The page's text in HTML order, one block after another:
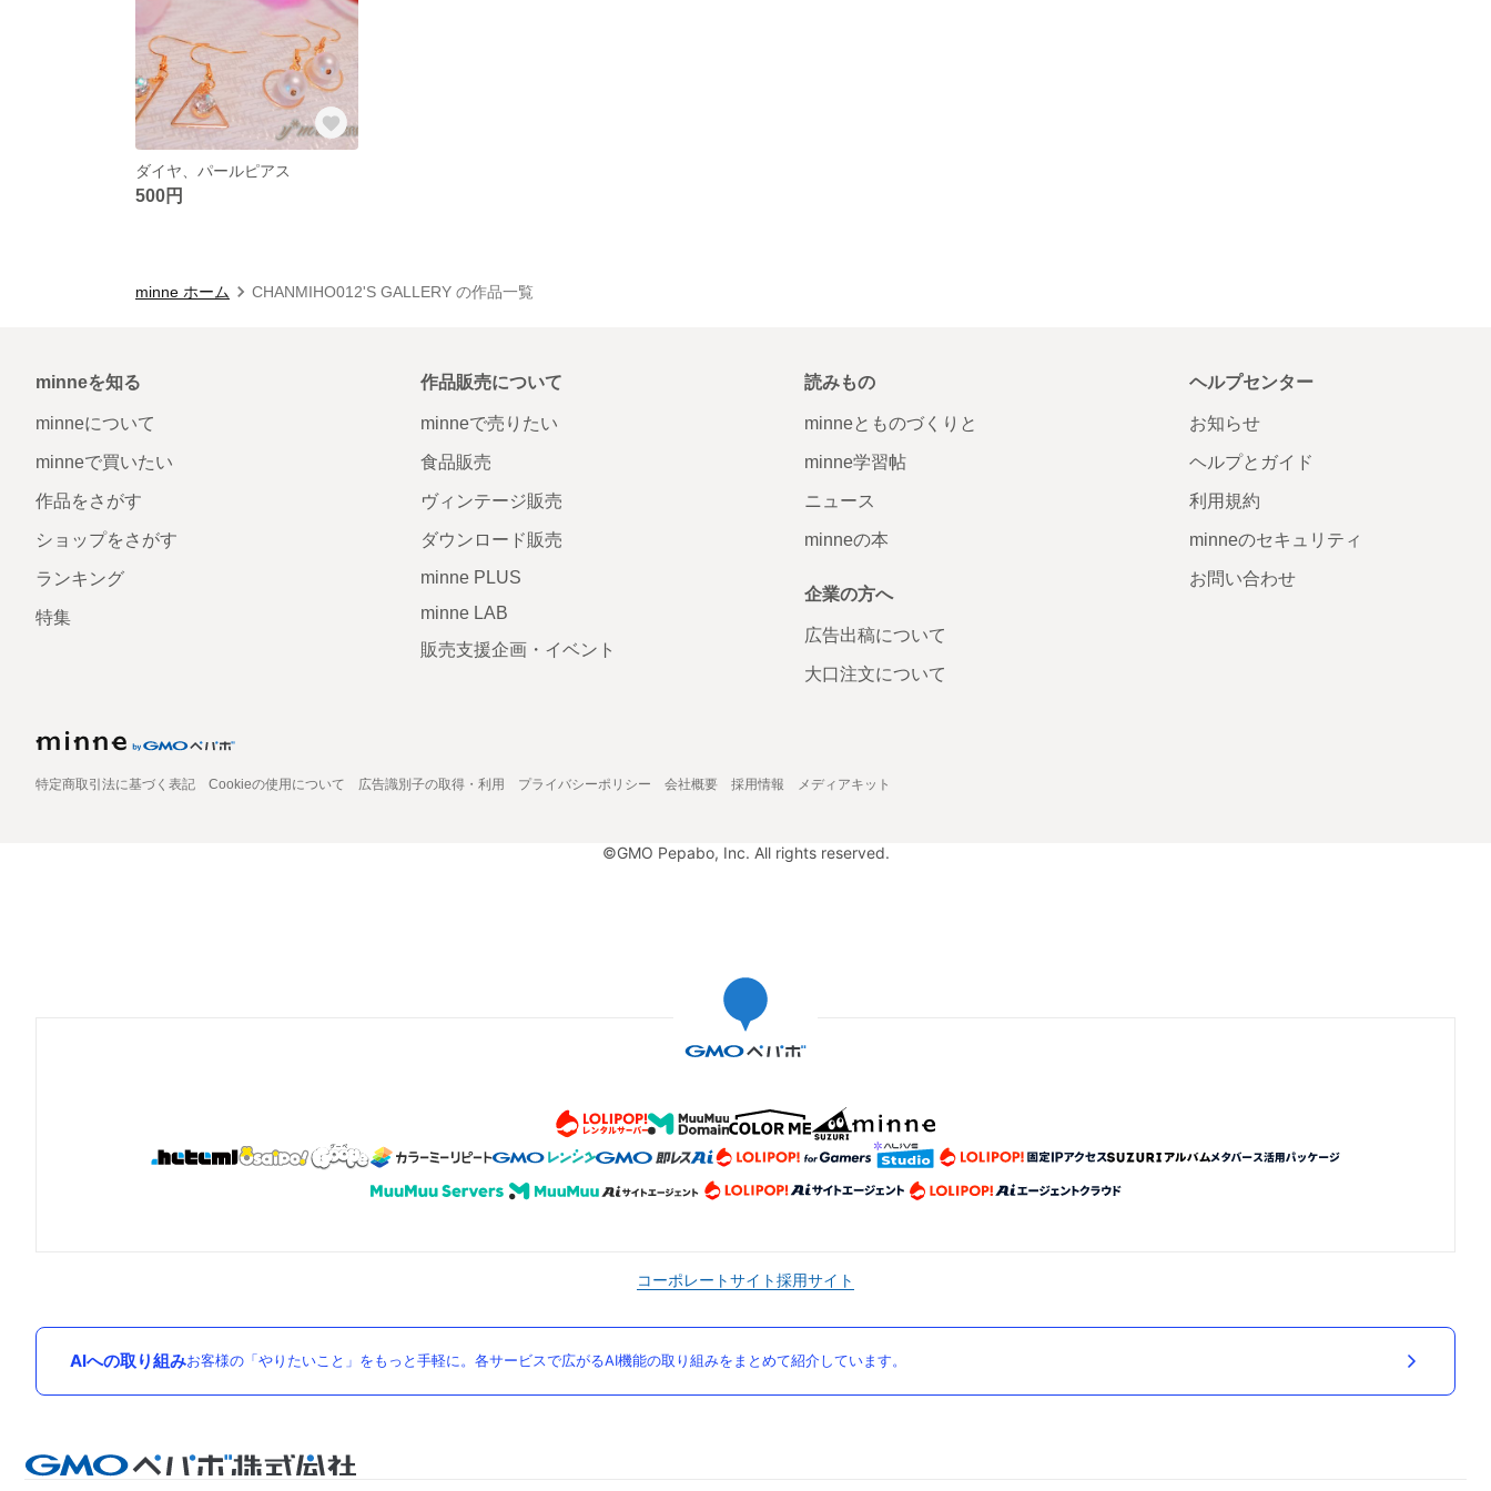
ダイヤ、パールピアス
500円
minne ホーム CHANMIHO012'S GALLERY の作品一覧
minneを知る
minneについて
minneで買いたい
作品をさがす
ショップをさがす
ランキング
特集
作品販売について
minneで売りたい
食品販売
ヴィンテージ販売
ダウンロード販売
minne PLUS
minne LAB
販売支援企画・イベント
読みもの
minneとものづくりと
minne学習帖
ニュース
minneの本
企業の方へ
広告出稿について
大口注文について
ヘルプセンター
お知らせ
ヘルプとガイド
利用規約
minneのセキュリティ
お問い合わせ
特定商取引法に基づく表記 Cookieの使用について 広告識別子の取得・利用 プライバシーポリシー 会社概要 採用情報 メディアキット
©GMO Pepabo, Inc. All rights reserved.
コーポレートサイト採用サイト
AIへの取り組みお客様の「やりたいこと」をもっと手軽に。各サービスで広がるAI機能の取り組みをまとめて紹介しています。